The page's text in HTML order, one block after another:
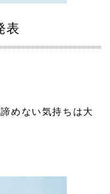
表
めない気持ちは大